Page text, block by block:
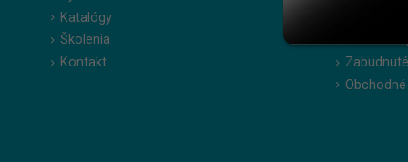
Katalógy
Školenia
Kontakt